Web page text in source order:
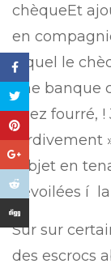
chèqueEt
en
lequel le
une banque
chez fourré,
tardivement
l’objet en
dévoilées í
Sur sur
des escrocs